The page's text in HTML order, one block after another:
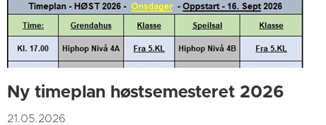
Ny timeplan høstsemesteret 2026
21.05.2026